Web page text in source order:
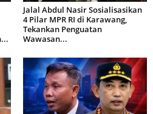
Jalal Abdul Nasir Sosialisasikan
4 Pilar MPR RI di Karawang,
Tekankan Penguatan
Wawasan...